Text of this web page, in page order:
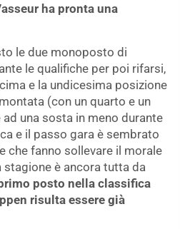
ha pronta una
le due monoposto di
le qualifiche per poi rifarsi,
e la undicesima posizione
(con un quarto e un
una sosta in meno durante
e il passo gara è sembrato
che fanno sollevare il morale
stagione è ancora tutta da
posto nella classifica
risulta essere già